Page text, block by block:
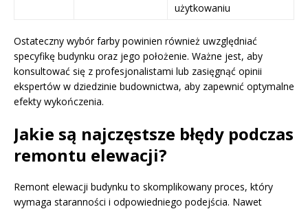
użytkowaniu
Ostateczny wybór farby powinien również uwzględniać
specyfikę budynku oraz jego położenie. Ważne jest, aby
konsultować się z profesjonalistami lub zasięgnąć opinii
ekspertów w dziedzinie budownictwa, aby zapewnić optymalne
efekty wykończenia.
Jakie są najczęstsze błędy podczas
remontu elewacji?
Remont elewacji budynku to skomplikowany proces, który
wymaga staranności i odpowiedniego podejścia. Nawet